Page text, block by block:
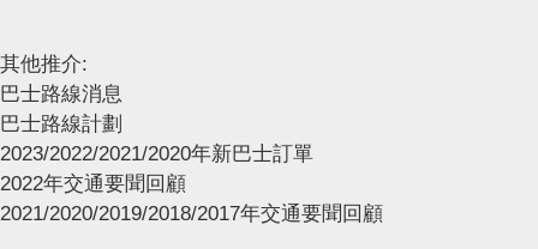
其他推介:
巴士路線消息
巴士路線計劃
2023/2022/2021/2020年新巴士訂單
2022年交通要聞回顧
2021/2020/2019/2018/2017年交通要聞回顧